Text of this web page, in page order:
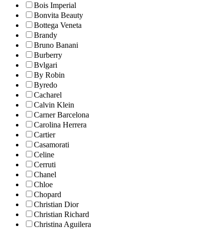
Bois Imperial
Bonvita Beauty
Bottega Veneta
Brandy
Bruno Banani
Burberry
Bvlgari
By Robin
Byredo
Cacharel
Calvin Klein
Carner Barcelona
Carolina Herrera
Cartier
Casamorati
Celine
Cerruti
Chanel
Chloe
Chopard
Christian Dior
Christian Richard
Christina Aguilera